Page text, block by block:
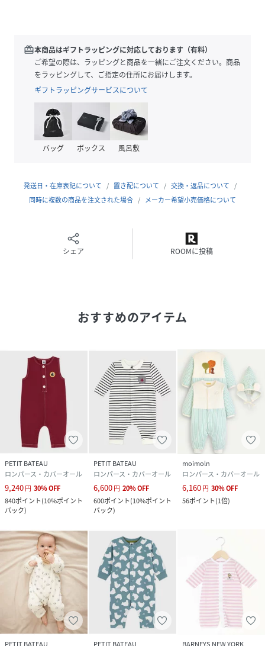
素材 100%綿
サイズ 12ヶ月 74cm、18ヶ月 81cm、24ヶ月 86cm
NQ1431_A0CV2
(A0CV2-01-070 NQ1431
redeem本商品はギフトラッピングに対応しております（有料）
ご希望の際は、ラッピングと商品を一緒にご注文ください。商品
をラッピングして、ご指定の住所にお届けします。
ギフトラッピングサービスについて
バッグ ボックス 風呂敷
発送日・在庫表記について 置き配について
交換・返品について
同時に複数の商品を注文された場合
メーカー希望小売価格について
シェア ROOMに投稿
おすすめのアイテム
PETIT BATEAU
ロンパース・カバーオール
9,240円 30%OFF
840ポイント(10%ポイント
バック)
PETIT BATEAU
ロンパース・カバーオール
6,600円 20%OFF
600ポイント(10%ポイント
バック)
moimoln
ロンパース・カバーオール
6,160円 30%OFF
56ポイント(1倍)
PETIT BATEAU PETIT BATEAU BARNEYS NEW YORK